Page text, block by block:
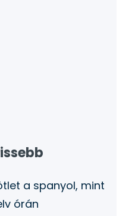
a spanyol, mint
órán